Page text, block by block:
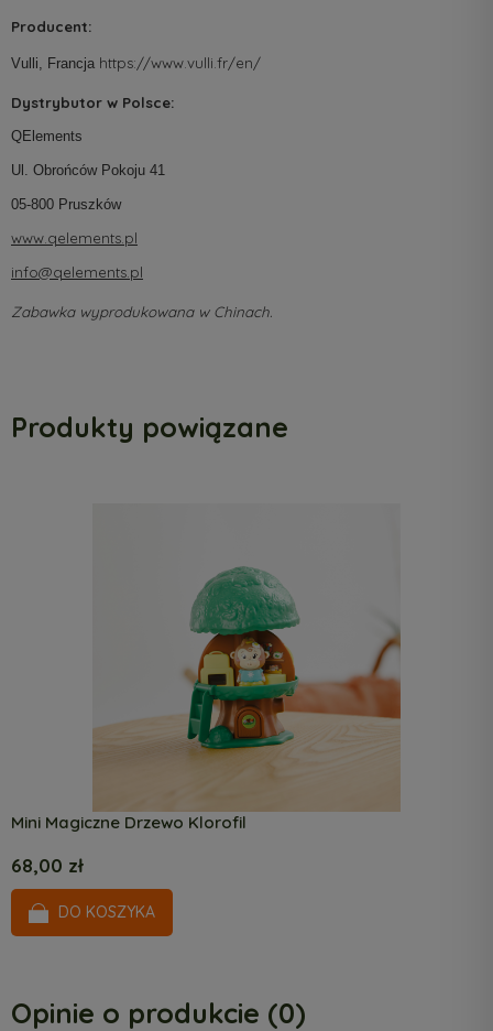
Producent:
Vulli, Francja https://www.vulli.fr/en/
Dystrybutor w Polsce:
QElements
Ul. Obrońców Pokoju 41
05-800 Pruszków
www.qelements.pl
info@qelements.pl
Zabawka wyprodukowana w Chinach.
Produkty powiązane
Mini Magiczne Drzewo Klorofil
68,00 zł
DO KOSZYKA
Opinie o produkcie (0)